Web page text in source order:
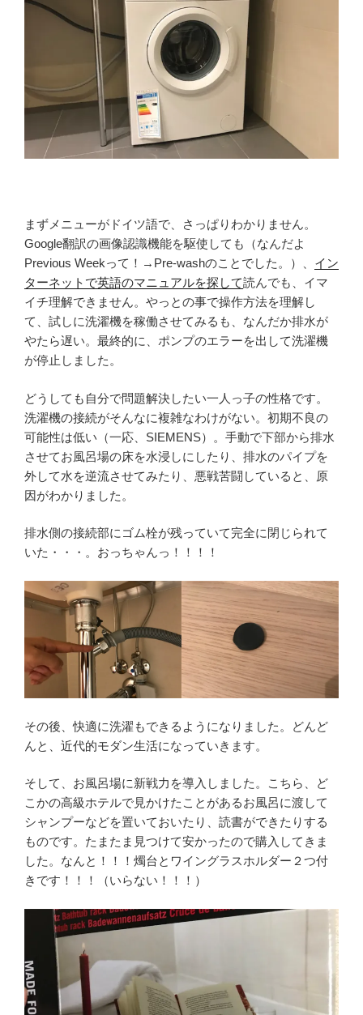
まずメニューがドイツ語で、さっぱりわかりません。
Google翻訳の画像認識機能を駆使しても（なんだよ
Previous Weekって！→Pre-washのことでした。）、 イン
ターネットで英語のマニュアルを探して読んでも、イマ
イチ理解できません。やっとの事で操作方法を理解し
て、試しに洗濯機を稼働させてみるも、なんだか排水が
やたら遅い。最終的に、ポンプのエラーを出して洗濯機
が停止しました。
どうしても自分で問題解決したい一人っ子の性格です。
洗濯機の接続がそんなに複雑なわけがない。初期不良の
可能性は低い（一応、SIEMENS）。手動で下部から排水
させてお風呂場の床を水浸しにしたり、排水のパイプを
外して水を逆流させてみたり、悪戦苦闘していると、原
因がわかりました。
排水側の接続部にゴム栓が残っていて完全に閉じられて
いた・・・。おっちゃんっ！！！！
その後、快適に洗濯もできるようになりました。どんど
んと、近代的モダン生活になっていきます。
そして、お風呂場に新戦力を導入しました。こちら、ど
こかの高級ホテルで見かけたことがあるお風呂に渡して
シャンプーなどを置いておいたり、読書ができたりする
ものです。たまたま見つけて安かったので購入してきま
した。なんと！！！燭台とワイングラスホルダー２つ付
きです！！！（いらない！！！）